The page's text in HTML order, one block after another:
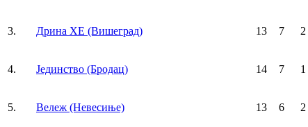
3. Дрина ХЕ (Вишеград) 13 7 2
4. Jединство (Бродац) 14 7 1
5. Вележ (Невесиње) 13 6 2